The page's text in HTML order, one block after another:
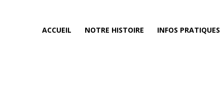
ACCUEIL NOTRE HISTOIRE INFOS PRATIQUES